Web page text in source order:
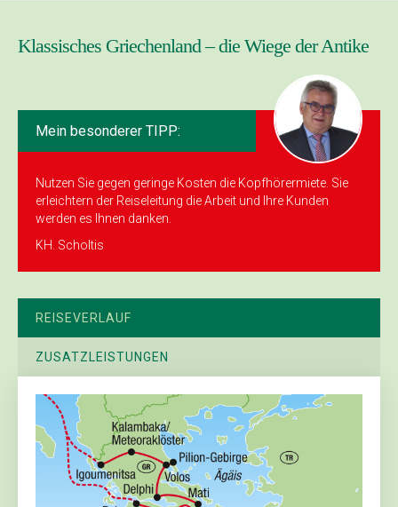
Klassisches Griechenland – die Wiege der Antike
Mein besonderer TIPP:
Nutzen Sie gegen geringe Kosten die Kopf­hörermiete. Sie
erleichtern der Reiseleitung die Arbeit und Ihre Kunden
werden es Ihnen danken.
KH. Scholtis
REISEVERLAUF
ZUSATZLEISTUNGEN